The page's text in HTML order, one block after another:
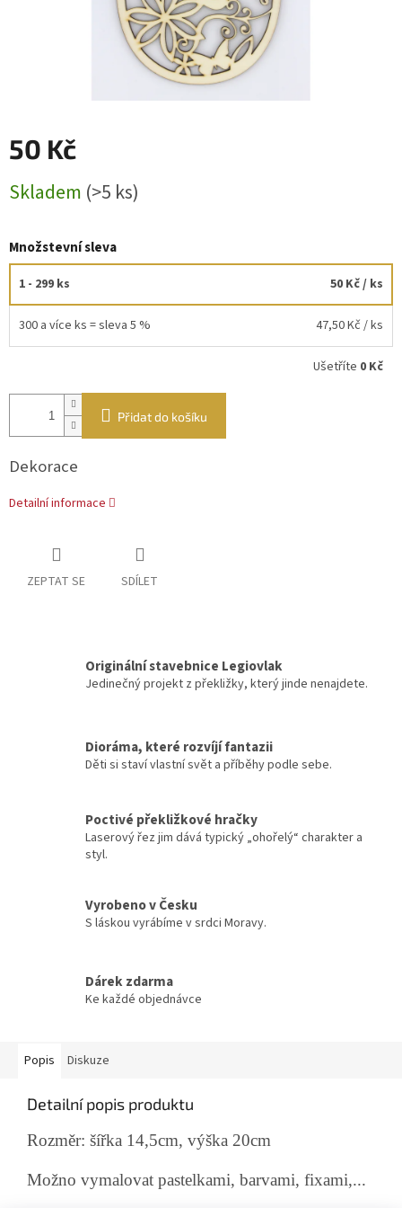
50 Kč
cena:
Skladem (>5 ks)
Množstevní sleva
1 - 299 ks 50 Kč/ ks
300 a více ks = sleva 5 % 47,50 Kč / ks
Ušetříte 0 Kč
Přidat do košíku
Dekorace
Detailní informace
ZEPTAT SE SDÍLET
Originální stavebnice Legiovlak
Jedinečný projekt z překližky, který jinde nenajdete.
Dioráma, které rozvíjí fantazii
Děti si staví vlastní svět a příběhy podle sebe.
Poctivé překližkové hračky
Laserový řez jim dává typický „ohořelý“ charakter a
styl.
Vyrobeno v Česku
S láskou vyrábíme v srdci Moravy.
Dárek zdarma
Ke každé objednávce
Popis Diskuze
Detailní popis produktu
Rozměr: šířka 14,5cm, výška 20cm
Možno vymalovat pastelkami, barvami, fixami,...